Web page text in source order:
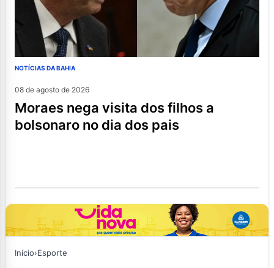
NOTÍCIAS DA BAHIA
08 de agosto de 2026
moraes nega visita dos filhos a
bolsonaro no dia dos pais
Início›Esporte